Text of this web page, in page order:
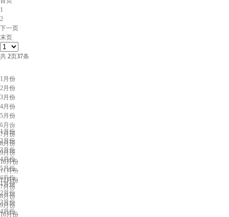
1
2
下一页
末页
共 2页37条
1月份
2月份
3月份
4月份
5月份
6月份
7月份
8月份
9月份
10月份
11月份
12月份
上海展会排期
1月份
2月份
3月份
4月份
5月份
6月份
7月份
8月份
9月份
10月份
广州展会排期
1月份
2月份
3月份
4月份